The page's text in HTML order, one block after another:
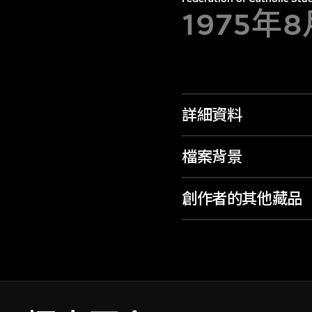
1975年8
詳細資料
檔案背景
創作者的其他藏品